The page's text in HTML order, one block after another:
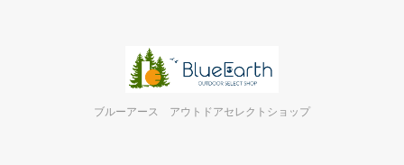
ブルーアース アウトドアセレクトショップ